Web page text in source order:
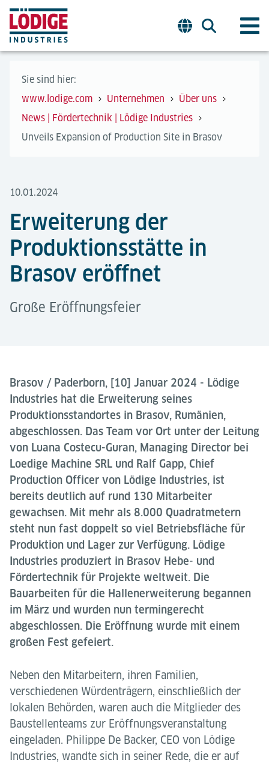
Sie sind hier:
www.lodige.com
Unternehmen
Über uns
News | Fördertechnik | Lödige Industries
Unveils Expansion of Production Site in Brasov
10.01.2024
Erweiterung der
Produktionsstätte in
Brasov eröffnet
Große Eröffnungsfeier
Brasov / Paderborn, [10] Januar 2024 - Lödige
Industries hat die Erweiterung seines
Produktionsstandortes in Brasov, Rumänien,
abgeschlossen. Das Team vor Ort unter der Leitung
von Luana Costecu-Guran, Managing Director bei
Loedige Machine SRL und Ralf Gapp, Chief
Production Officer von Lödige Industries, ist
bereits deutlich auf rund 130 Mitarbeiter
gewachsen. Mit mehr als 8.000 Quadratmetern
steht nun fast doppelt so viel Betriebsfläche für
Produktion und Lager zur Verfügung. Lödige
Industries produziert in Brasov Hebe- und
Fördertechnik für Projekte weltweit. Die
Bauarbeiten für die Hallenerweiterung begannen
im März und wurden nun termingerecht
abgeschlossen. Die Eröffnung wurde mit einem
großen Fest gefeiert.
Neben den Mitarbeitern, ihren Familien,
verschiedenen Würdenträgern, einschließlich der
lokalen Behörden, waren auch die Mitglieder des
Baustellenteams zur Eröffnungsveranstaltung
eingeladen. Philippe De Backer, CEO von Lödige
Industries, wandte sich in seiner Rede, die er auf